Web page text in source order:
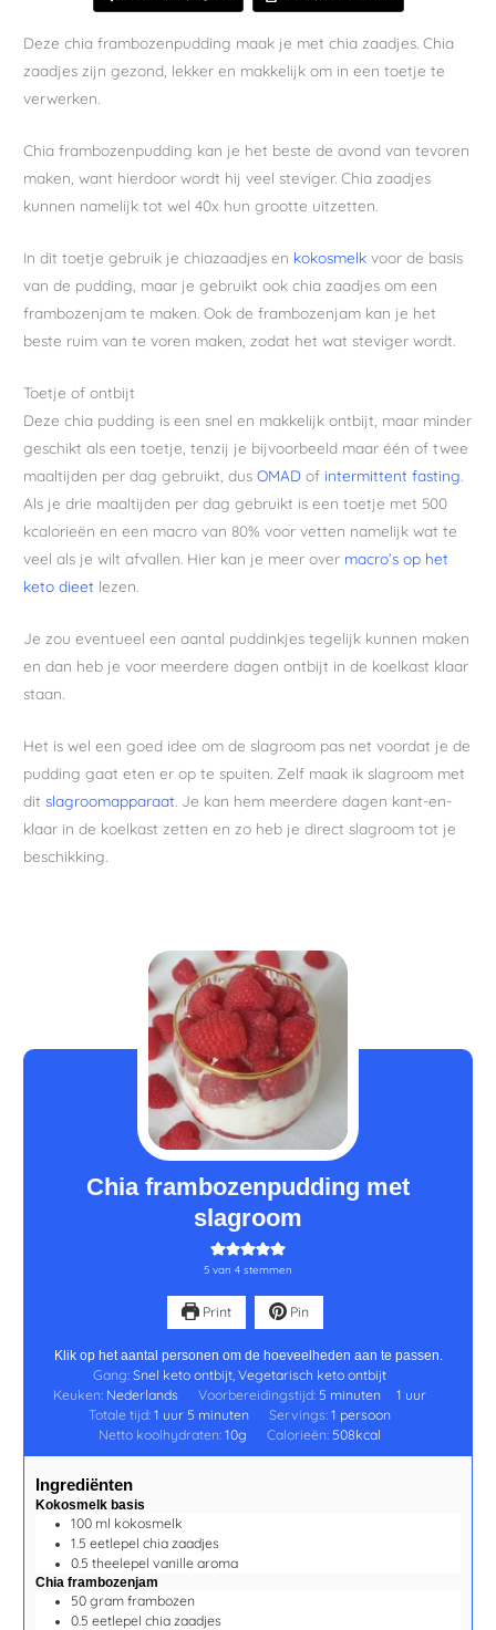
Deze chia frambozenpudding maak je met chia zaadjes. Chia
zaadjes zijn gezond, lekker en makkelijk om in een toetje te
verwerken.
Chia frambozenpudding kan je het beste de avond van tevoren
maken, want hierdoor wordt hij veel steviger. Chia zaadjes
kunnen namelijk tot wel 40x hun grootte uitzetten.
In dit toetje gebruik je chiazaadjes en kokosmelk voor de basis
van de pudding, maar je gebruikt ook chia zaadjes om een
frambozenjam te maken. Ook de frambozenjam kan je het
beste ruim van te voren maken, zodat het wat steviger wordt.
Toetje of ontbijt
Deze chia pudding is een snel en makkelijk ontbijt, maar minder
geschikt als een toetje, tenzij je bijvoorbeeld maar één of twee
maaltijden per dag gebruikt, dusOMAD of intermittent fasting.
Als je drie maaltijden per dag gebruikt is een toetje met 500
kcalorieën en een macro van 80% voor vetten namelijk wat te
veel als je wilt afvallen. Hier kan je meer over macro’s op het
keto dieet lezen.
Je zou eventueel een aantal puddinkjes tegelijk kunnen maken
en dan heb je voor meerdere dagen ontbijt in de koelkast klaar
staan.
Het is wel een goed idee om de slagroom pas net voordat je de
pudding gaat eten er op te spuiten. Zelf maak ik slagroom met
ditslagroomapparaat. Je kan hem meerdere dagen kant-en-
klaar in de koelkast zetten en zo heb je direct slagroom tot je
beschikking.
Chia frambozenpudding met
slagroom
5 van 4 stemmen
Print Pin
Klik op het aantal personen om de hoeveelheden aan te passen.
Gang:Snel keto ontbijt, Vegetarisch keto ontbijt
Keuken: Nederlands Voorbereidingstijd: 5 minuten 1 uur
Totale tijd:1
uur
uur 5
minuten
minuten Servings: 1 persoon
Netto koolhydraten:10g Calorieën: 508kcal
Ingrediënten
Kokosmelk basis
100 ml kokosmelk
1.5 eetlepel chia zaadjes
0.5 theelepel vanille aroma
Chia frambozenjam
50 gram frambozen
0.5 eetlepel chia zaadjes